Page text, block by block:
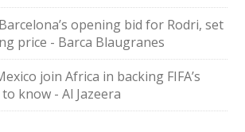
opening bid for Rodri, set
price - Barca Blaugranes
join Africa in backing FIFA’s
know - Al Jazeera